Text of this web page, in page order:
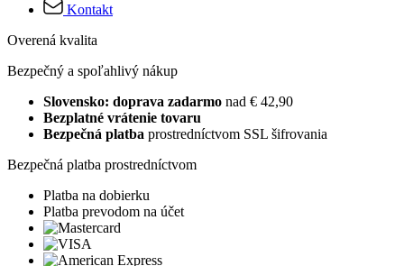
Kontakt
Overená kvalita
Bezpečný a spoľahlivý nákup
Slovensko: doprava zadarmo nad € 42,90
Bezplatné vrátenie tovaru
Bezpečná platba prostredníctvom SSL šifrovania
Bezpečná platba prostredníctvom
Platba na dobierku
Platba prevodom na účet